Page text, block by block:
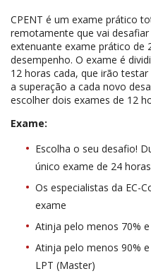
CPENT é um exame prático
remotamente que vai
extenuante exame prático de
desempenho. O exame é
12 horas cada, que irão
a superação a cada novo
escolher dois exames de 12
Exame:
Escolha o seu desafio!
único exame de 24
Os especialistas da EC-
exame
Atinja pelo menos 70%
Atinja pelo menos 90%
LPT (Master)